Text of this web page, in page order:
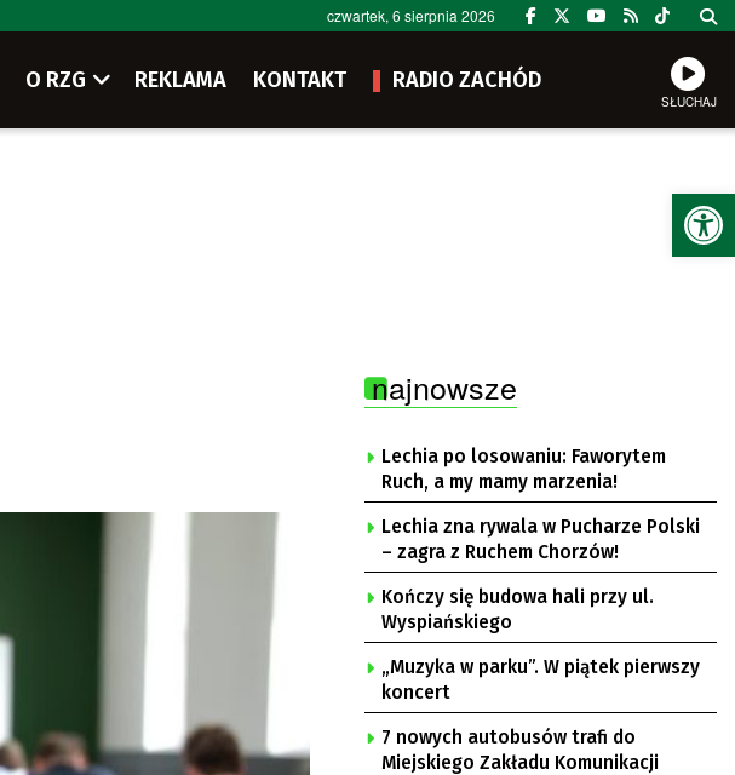
czwartek, 6 sierpnia 2026
O RZG REKLAMA KONTAKT RADIO ZACHÓD
SŁUCHAJ
najnowsze
Lechia po losowaniu: Faworytem
Ruch, a my mamy marzenia!
Lechia zna rywala w Pucharze Polski
– zagra z Ruchem Chorzów!
Kończy się budowa hali przy ul.
Wyspiańskiego
„Muzyka w parku”. W piątek pierwszy
koncert
7 nowych autobusów trafi do
Miejskiego Zakładu Komunikacji